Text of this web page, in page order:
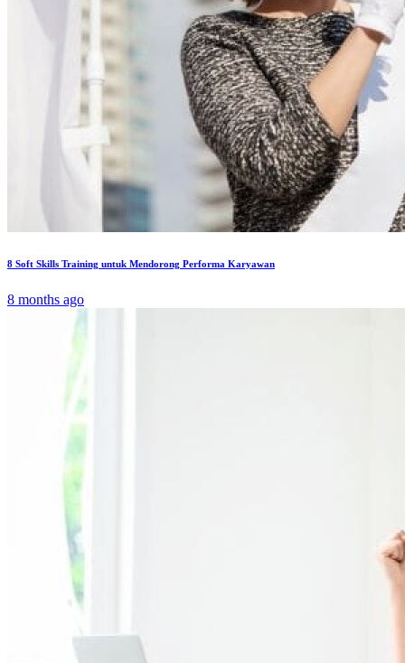
8 Soft Skills Training untuk Mendorong Performa Karyawan
8 months ago